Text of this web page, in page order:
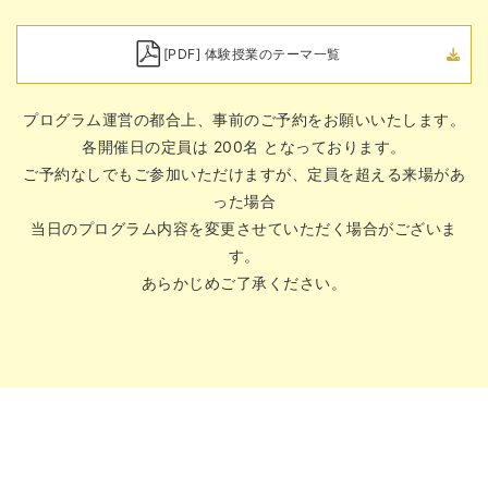
[PDF] 体験授業のテーマ一覧
プログラム運営の都合上、事前のご予約をお願いいたします。
各開催日の定員は 200名 となっております。
ご予約なしでもご参加いただけますが、定員を超える来場があ
った場合
当日のプログラム内容を変更させていただく場合がございま
す。
あらかじめご了承ください。